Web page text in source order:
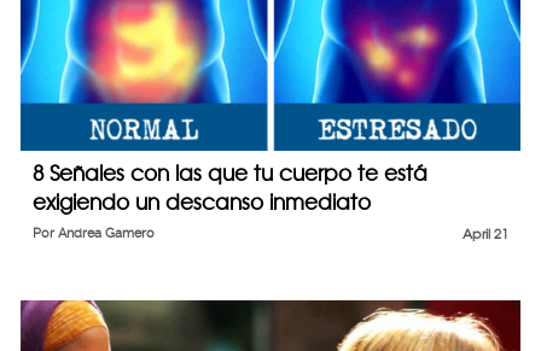
8 Señales con las que tu cuerpo te está
exigiendo un descanso inmediato
April 21
Por Andrea Gamero